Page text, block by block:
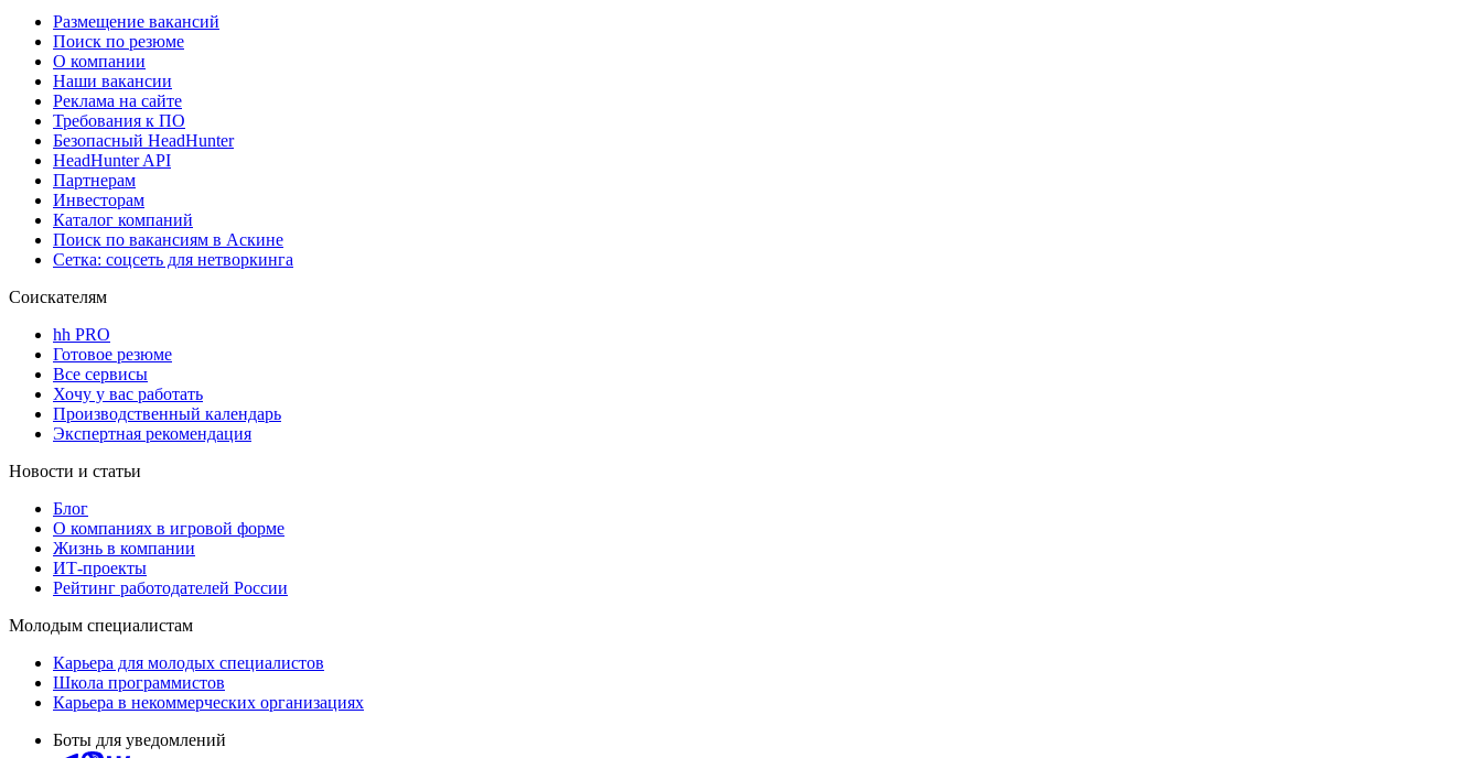
Размещение вакансий
Поиск по резюме
О компании
Наши вакансии
Реклама на сайте
Требования к ПО
Безопасный HeadHunter
HeadHunter API
Партнерам
Инвесторам
Каталог компаний
Поиск по вакансиям в Аскине
Сетка: соцсеть для нетворкинга
Соискателям
hh PRO
Готовое резюме
Все сервисы
Хочу у вас работать
Производственный календарь
Экспертная рекомендация
Новости и статьи
Блог
О компаниях в игровой форме
Жизнь в компании
ИТ-проекты
Рейтинг работодателей России
Молодым специалистам
Карьера для молодых специалистов
Школа программистов
Карьера в некоммерческих организациях
Боты для уведомлений